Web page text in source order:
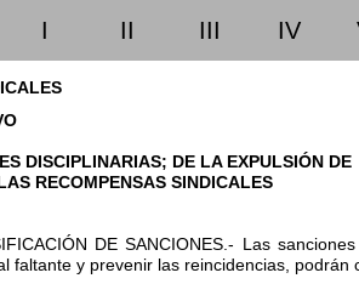
I II III IV
DISCIPLINARIAS; DE LA EXPULSIÓN DE
RECOMPENSAS SINDICALES
DE SANCIONES.- Las
faltante y prevenir las reincidencias, podrán